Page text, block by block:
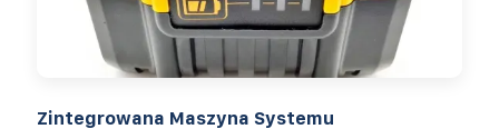
Zintegrowana Maszyna Systemu